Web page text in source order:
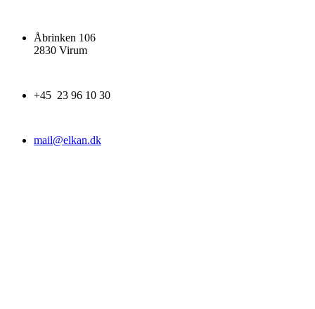
Åbrinken 106
2830 Virum
+45 23 96 10 30
mail@elkan.dk